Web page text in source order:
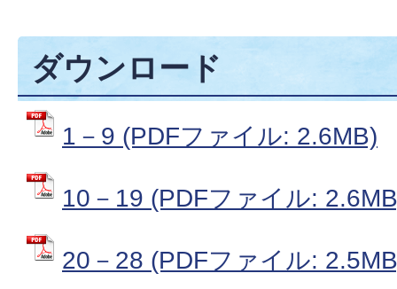
ダウンロード
1－9 (PDFファイル: 2.6MB)
10－19 (PDFファイル:
20－28 (PDFファイル: